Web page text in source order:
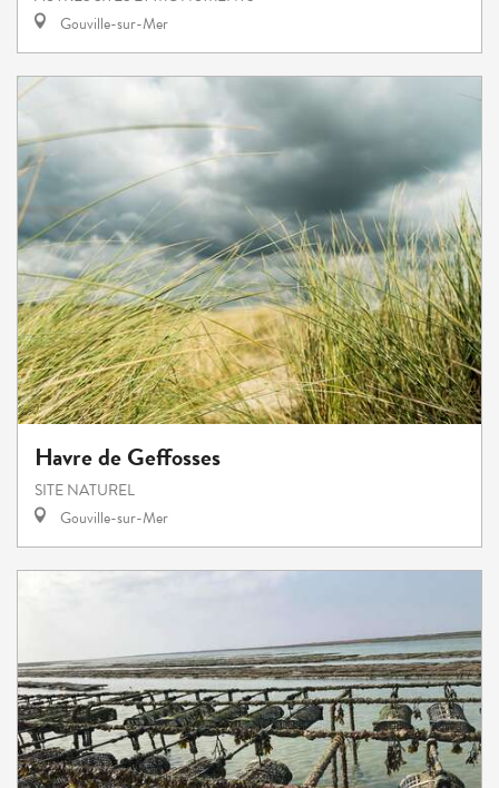
Gouville-sur-Mer
Havre de Geffosses
SITE NATUREL
Gouville-sur-Mer